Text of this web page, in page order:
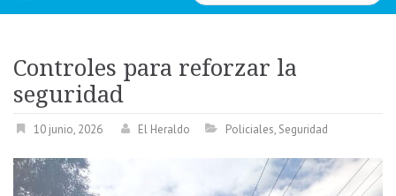
Controles para reforzar la
seguridad
10 junio, 2026 El Heraldo Policiales, Seguridad